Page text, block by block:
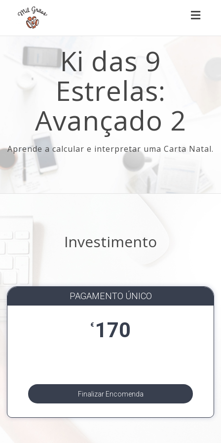
Ki das 9
Estrelas:
Avançado 2
Aprende a calcular e interpretar uma Carta Natal.
Investimento
PAGAMENTO ÚNICO
€ 170
Finalizar Encomenda